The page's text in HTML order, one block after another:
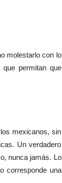
molestarlo con lo
permitan que
mexicanos, sin
Un verdadero
nunca jamás. Lo
corresponde una